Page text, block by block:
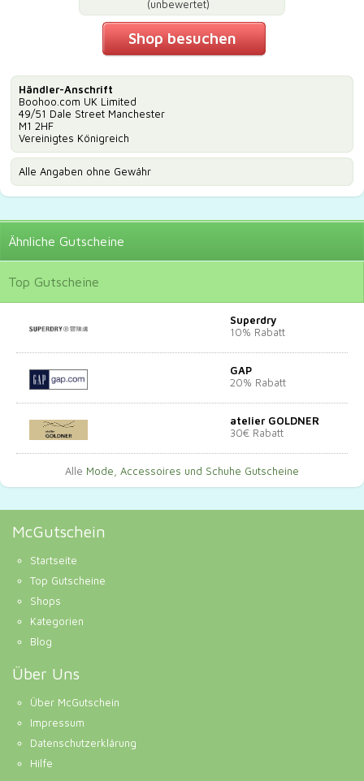
(unbewertet)
Shop besuchen
Händler-Anschrift
Boohoo.com UK Limited
49/51 Dale Street Manchester
M1 2HF
Vereinigtes Königreich
Alle Angaben ohne Gewähr
Ähnliche Gutscheine
Top Gutscheine
Superdry
10% Rabatt
GAP
20% Rabatt
atelier GOLDNER
30€ Rabatt
Alle Mode, Accessoires und Schuhe Gutscheine
McGutschein
Startseite
Top Gutscheine
Shops
Kategorien
Blog
Über Uns
Über McGutschein
Impressum
Datenschutzerklärung
Hilfe